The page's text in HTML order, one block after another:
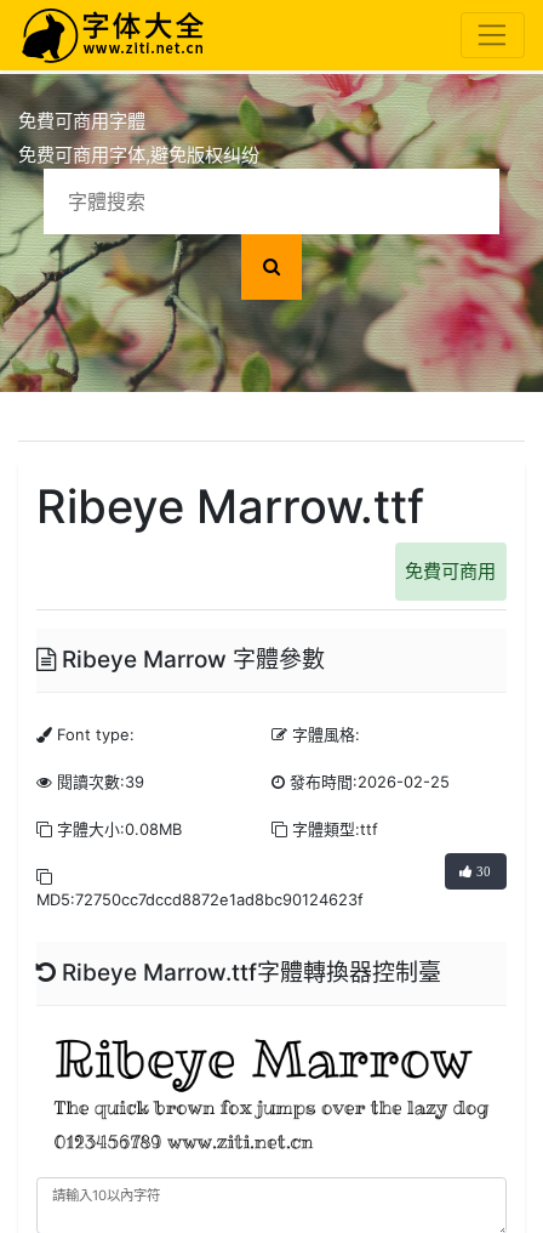
免費可商用字體
免费可商用字体,避免版权纠纷
Ribeye Marrow.ttf
免費可商用
Ribeye Marrow 字體參數
Font type: 字體風格:
閱讀次數:39 發布時間:2026-02-25
字體大小:0.08MB 字體類型:ttf
MD5:72750cc7dccd8872e1ad8bc90124623f
30
Ribeye Marrow.ttf字體轉換器控制臺